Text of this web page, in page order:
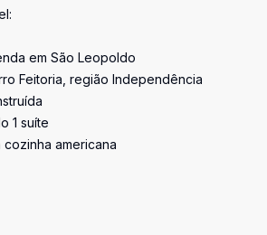
em São Leopoldo
Feitoria, região Independência
1 suíte
americana